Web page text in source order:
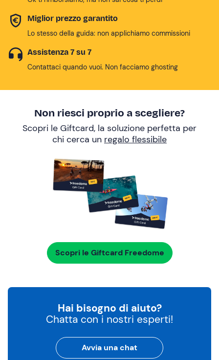
Miglior prezzo garantito
Lo stesso della guida: non applichiamo commissioni
Assistenza 7 su 7
Contattaci quando vuoi. Non facciamo ghosting
Non riesci proprio a scegliere?
Scopri le Giftcard, la soluzione perfetta per
chi cerca un regalo flessibile
Scopri le Giftcard Freedome
Hai bisogno di aiuto?
Chatta con i nostri esperti!
Avvia una chat